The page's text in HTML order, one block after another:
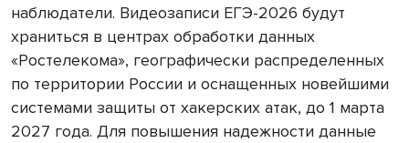
наблюдатели. Видеозаписи ЕГЭ-2026 будут
храниться в центрах обработки данных
«Ростелекома», географически распределенных
по территории России и оснащенных новейшими
системами защиты от хакерских атак, до 1 марта
2027 года. Для повышения надежности данные